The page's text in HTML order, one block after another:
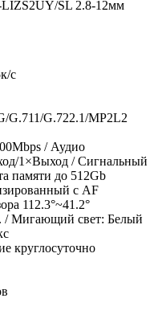
с
G.711/G.722.1/MP2L2
/ Аудио
1×Выход / Сигнальный
памяти до 512Gb
с AF
112.3°~41.2°
/ Мигающий свет: Белый
круглосуточно